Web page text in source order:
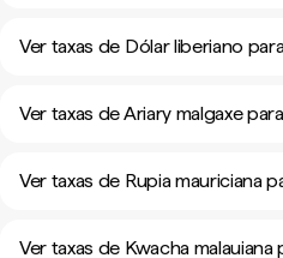
Ver taxas de Dólar liberiano
Ver taxas de Ariary malgaxe
Ver taxas de Rupia mauriciana
Ver taxas de Kwacha